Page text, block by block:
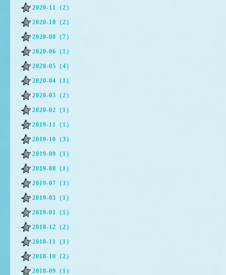
2020-11（2）
2020-10（2）
2020-08（7）
2020-06（1）
2020-05（4）
2020-04（1）
2020-03（2）
2020-02（1）
2019-11（1）
2019-10（3）
2019-09（1）
2019-08（1）
2019-07（3）
2019-03（1）
2019-01（1）
2018-12（2）
2018-11（1）
2018-10（2）
2018-09（1）